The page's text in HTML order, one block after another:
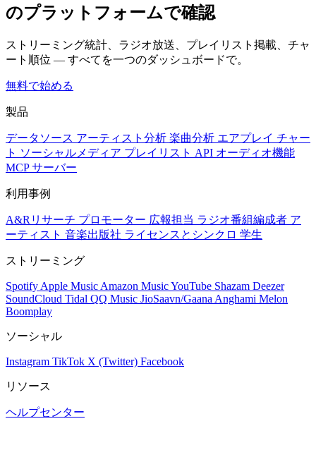
のプラットフォームで確認
ストリーミング統計、ラジオ放送、プレイリスト掲載、チャ
ート順位 — すべてを一つのダッシュボードで。
無料で始める
製品
データソース アーティスト分析 楽曲分析 エアプレイ チャー
ト ソーシャルメディア プレイリスト API オーディオ機能
MCP サーバー
利用事例
A&Rリサーチ プロモーター 広報担当 ラジオ番組編成者 ア
ーティスト 音楽出版社 ライセンスとシンクロ 学生
ストリーミング
Spotify Apple Music Amazon MusicYouTube Shazam Deezer
SoundCloud Tidal QQ Music JioSaavn/Gaana Anghami Melon
Boomplay
ソーシャル
Instagram TikTok X (Twitter) Facebook
リソース
ヘルプセンター